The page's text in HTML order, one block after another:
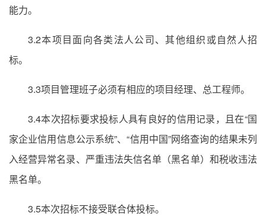
能力。
3.2本项目面向各类法人公司、其他组织或自然人招
标。
3.3项目管理班子必须有相应的项目经理、总工程师。
3.4本次招标要求投标人具有良好的信用记录，且在“国
家企业信用信息公示系统”、“信用中国”网络查询的结果未列
入经营异常名录、严重违法失信名单（黑名单）和税收违法
黑名单。
3.5本次招标不接受联合体投标。